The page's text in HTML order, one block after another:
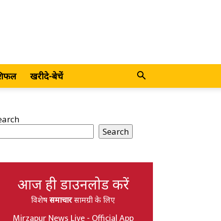
खरीदे-बेचें
Search
आज ही डाउनलोड करें
विशेषसमाचारसामग्री के लिए